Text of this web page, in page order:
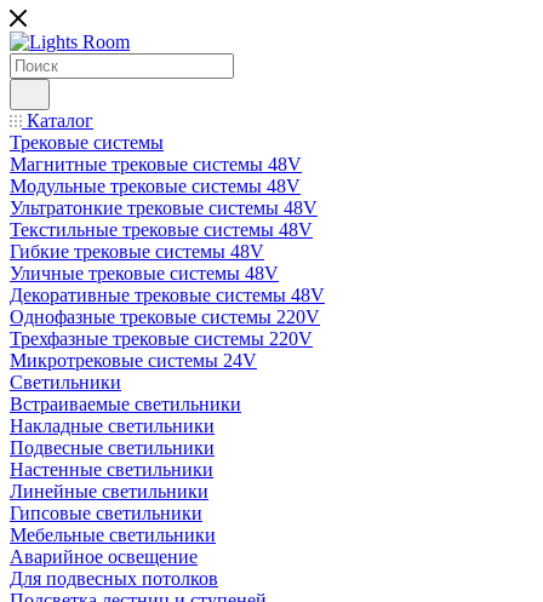
Каталог
Трековые системы
Магнитные трековые системы 48V
Модульные трековые системы 48V
Ультратонкие трековые системы 48V
Текстильные трековые системы 48V
Гибкие трековые системы 48V
Уличные трековые системы 48V
Декоративные трековые системы 48V
Однофазные трековые системы 220V
Трехфазные трековые системы 220V
Микротрековые системы 24V
Светильники
Встраиваемые светильники
Накладные светильники
Подвесные светильники
Настенные светильники
Линейные светильники
Гипсовые светильники
Мебельные светильники
Аварийное освещение
Для подвесных потолков